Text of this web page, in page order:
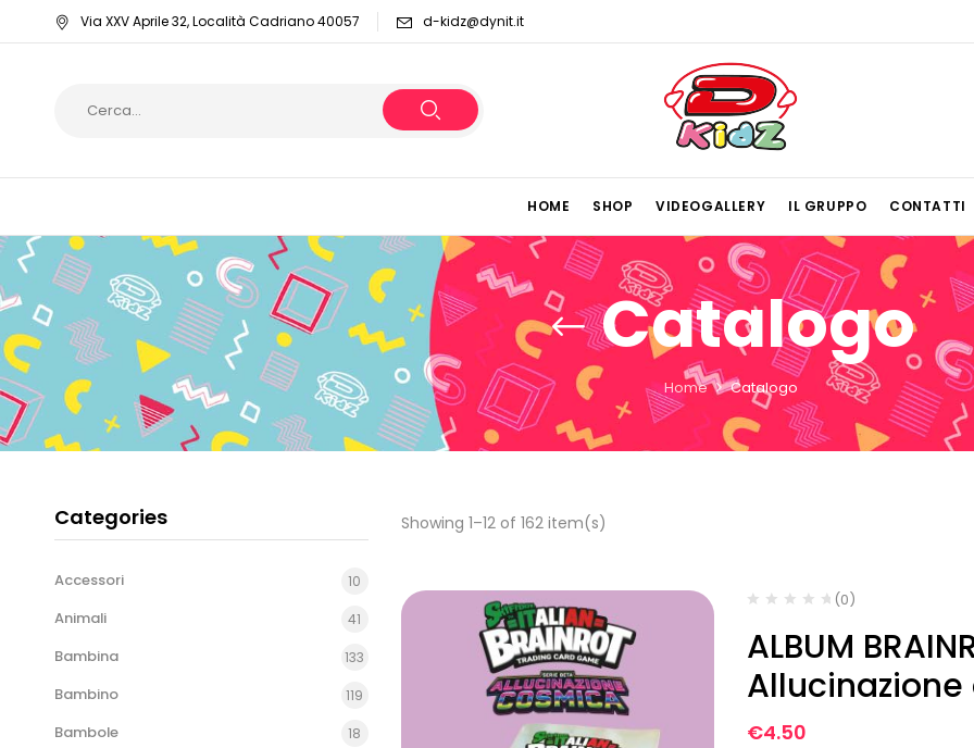
Via XXV Aprile 32, Località Cadriano 40057 d-kidz@dynit.it
HOME SHOP VIDEOGALLERY IL GRUPPO CONTATTI
Catalogo
Home Catalogo
Categories
Accessori 10
Animali 41
Bambina 133
Bambino 119
Bambole 18
Showing 1–12 of 162 item(s)
(0)
ALBUM
€4.50